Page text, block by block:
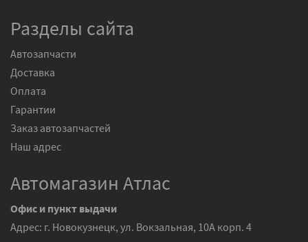
Разделы сайта
Автозапчасти
Доставка
Оплата
Гарантии
Заказ автозапчастей
Наш адрес
Автомагазин Атлас
Офис и пункт выдачи
Адрес: г. Новокузнецк, ул. Вокзальная, 10А корп. 4